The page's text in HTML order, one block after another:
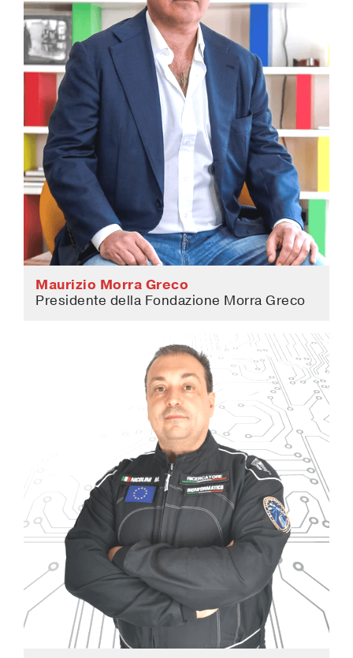
Maurizio Morra Greco
Presidente della Fondazione Morra Greco